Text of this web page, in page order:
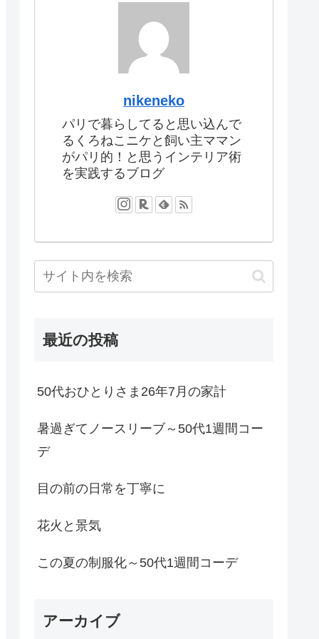
nikeneko
パリで暮らしてると思い込んで
るくろねこニケと飼い主ママン
がパリ的！と思うインテリア術
を実践するブログ
最近の投稿
50代おひとりさま26年7月の家計
暑過ぎてノースリーブ～50代1週間コー
デ
目の前の日常を丁寧に
花火と景気
この夏の制服化～50代1週間コーデ
アーカイブ